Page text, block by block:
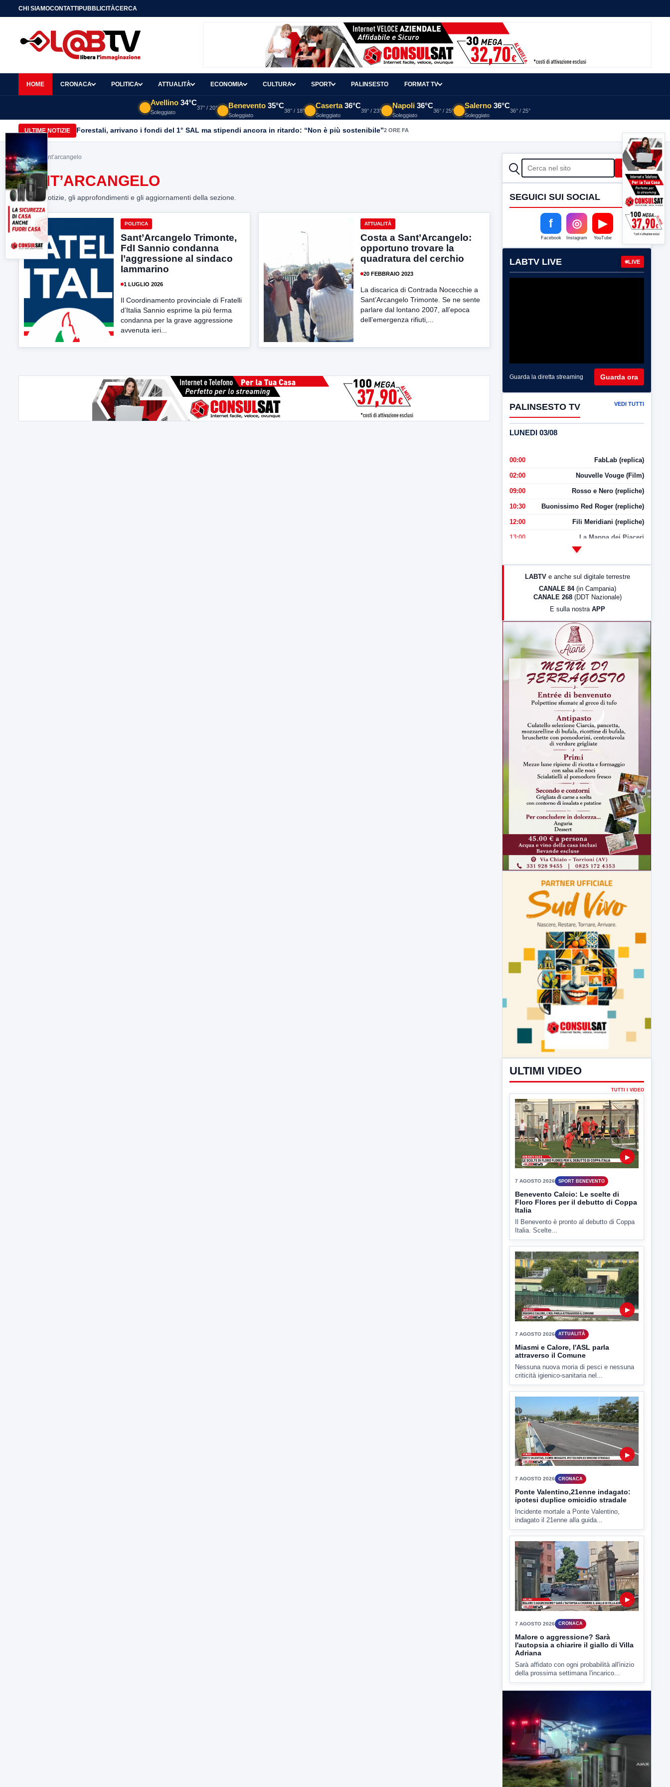
CHI SIAMOCONTATTIPUBBLICITÀCERCA
HOME CRONACA POLITICA ATTUALITÀ ECONOMIA CULTURA SPORT PALINSESTO FORMAT TV
Avellino 34°C
Soleggiato
37° / 20° Benevento 35°C
Soleggiato
38° / 18°
Caserta 36°C
Soleggiato
39° / 23°
Napoli 36°C
Soleggiato
36° / 25°
Salerno 36°C
Soleggiato
36° / 25°
ULTIME NOTIZIE Forestali, arrivano i fondi del 1° SAL ma stipendi ancora in ritardo: “Non è più sostenibile”2 ORE FA
Home> sant’arcangelo
SANT’ARCANGELO
Tutte le notizie, gli approfondimenti e gli aggiornamenti della sezione.
POLITICA
Sant’Arcangelo Trimonte,
FdI Sannio condanna
l’aggressione al sindaco
Iammarino
1 LUGLIO 2026
Il Coordinamento provinciale di Fratelli
d’Italia Sannio esprime la più ferma
condanna per la grave aggressione
avvenuta ieri...
ATTUALITÀ
Costa a Sant’Arcangelo:
opportuno trovare la
quadratura del cerchio
20 FEBBRAIO 2023
La discarica di Contrada Nocecchie a
Sant’Arcangelo Trimonte. Se ne sente
parlare dal lontano 2007, all’epoca
dell’emergenza rifiuti,...
CERCA Cerca
SEGUICI SUI SOCIAL
f
Facebook
◎
Instagram
▶
YouTube
LABTV LIVE LIVE
Guarda la diretta streaming Guarda ora
PALINSESTO TV VEDI TUTTI
LUNEDI 03/08
00:00 FabLab (replica)
02:00 Nouvelle Vouge (Film)
09:00 Rosso e Nero (repliche)
10:30 Buonissimo Red Roger (repliche)
12:00 Fili Meridiani (repliche)
13:00 La Mappa dei Piaceri
LabNews (Diretta)
LabNews (replica)
LABTV e anche sul digitale terrestre
CANALE 84 (in Campania)
CANALE 268 (DDT Nazionale)
E sulla nostra APP
ULTIMI VIDEO
TUTTI I VIDEO
▶
7 AGOSTO 2026 SPORT BENEVENTO
Benevento Calcio: Le scelte di
Floro Flores per il debutto di Coppa
Italia
Il Benevento è pronto al debutto di Coppa
Italia. Scelte...
7 AGOSTO 2026
Miasmi e Calore, l'ASL parla
attraverso il Comune
Nessuna nuova moria di pesci e nessuna
criticità igienico-sanitaria nel...
7 AGOSTO 2026 CRONACA
Ponte Valentino,21enne indagato:
ipotesi duplice omicidio stradale
Incidente mortale a Ponte Valentino,
indagato il 21enne alla guida...
▶
7 AGOSTO 2026 CRONACA
Malore o aggressione? Sarà
l'autopsia a chiarire il giallo di Villa
Adriana
Sarà affidato con ogni probabilità all'inizio
della prossima settimana l'incarico...